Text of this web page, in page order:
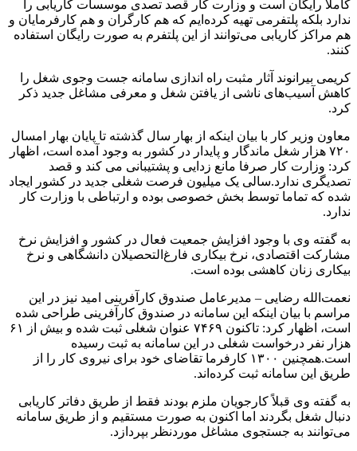
کاملاً رایگان است و وزارت کار قصد تصدی‌ موسسات کاریابی را
ندارد بلکه پلتفرمی تهیه کرده‌ایم که هم کارگران و هم کارفرمایان و
هم مراکز کاریابی می‌توانند از این پلتفرم به صورت رایگان استفاده
کنند.
کریمی بیرانوند آثار مثبت راه اندازی سامانه جست وجوی شغل را
کاهش آسیب‌های ناشی از یافتن شغل و معرفی مشاغل جدید ذکر
کرد.
معاون وزیر کار با بیان اینکه از بهار سال گذشته تا پایان بهار امسال
۷۲۰ هزار شغل ماندگار و پایدار در کشور به وجود آمده است، اظهار
کرد: وزارت کار صرفا مانع زدایی و پشتیبانی می کند و قصد
تصدیگری ندارد.سالی یک میلیون فرصت شغلی جدید در کشور ایجاد
شده که تماما توسط بخش خصوصی بوده و ارتباطی با وزارت کار
ندارد.
به گفته وی با وجود افزایش جمعیت فعال در کشور و افزایش نرخ
مشارکت اقتصادی، نرخ بیکاری فارغ‌التحصیلان دانشگاهی و نرخ
بیکاری زنان کاهشی بوده است.
نعمت‌الله رضایی – مدیرعامل صندوق کارآفرینی امید نیز در این
مراسم با بیان اینکه این سامانه در صندوق کارآفرینی طراحی شده
است، اظهار کرد: تاکنون ۷۴۶۹ عنوان شغلی ثبت شده و بیش از ۶۱
هزار نفر درخواست شغلی در این سامانه به ثبت رسیده
است.همچنین ۱۳۰۰ کارفرما تقاضای خود برای نیروی کار را از
طریق این سامانه ثبت کرده‌اند.
به گفته وی قبلاً کارجویان ملزم بودند فقط از طریق دفاتر کاریابی
دنبال شغل بگردند اما اکنون به صورت مستقیم و از طریق سامانه
می‌توانند به جستجوی مشاغل موردنظر بپردازد.